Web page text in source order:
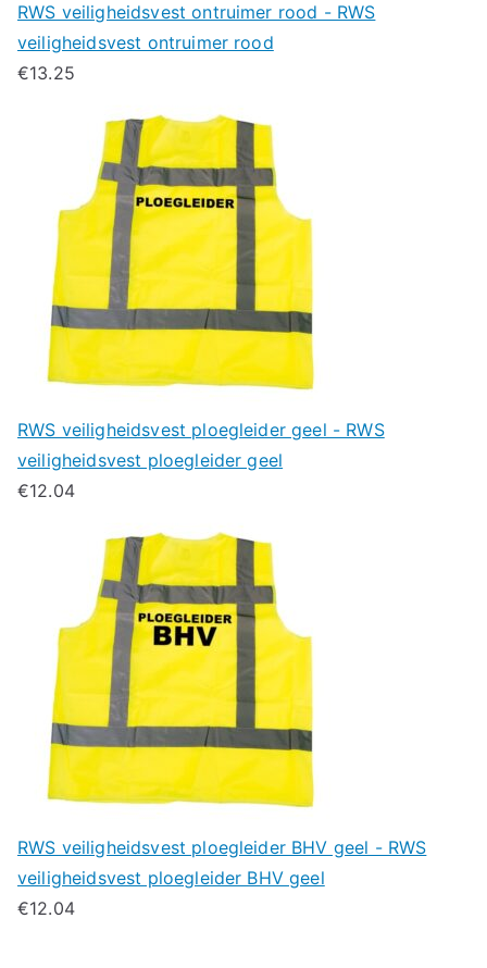
RWS veiligheidsvest ontruimer rood - RWS
veiligheidsvest ontruimer rood
€13.25
RWS veiligheidsvest ploegleider geel - RWS
veiligheidsvest ploegleider geel
€12.04
RWS veiligheidsvest ploegleider BHV geel - RWS
veiligheidsvest ploegleider BHV geel
€12.04